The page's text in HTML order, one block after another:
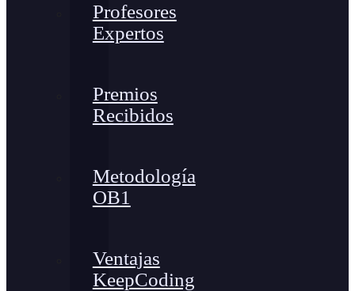
Profesores
Expertos
Premios
Recibidos
Metodología
OB1
Ventajas
KeepCoding